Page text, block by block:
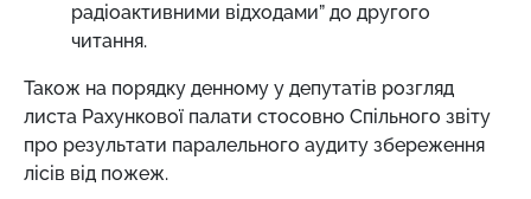
радіоактивними відходами” до другого
читання.
Також на порядку денному у депутатів розгляд
листа Рахункової палати стосовно Спільного звіту
про результати паралельного аудиту збереження
лісів від пожеж.